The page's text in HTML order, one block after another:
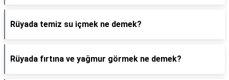
Rüyada temiz su içmek ne demek?
Rüyada fırtına ve yağmur görmek ne demek?